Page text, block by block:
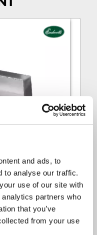
and ads, to
to analyse our traffic.
use of our site with
partners who
that you’ve
from your use